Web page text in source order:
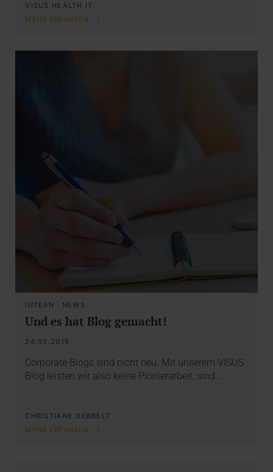
VISUS HEALTH IT
MEHR ERFAHREN
INTERN · NEWS
Und es hat Blog gemacht!
24.05.2018
Corporate Blogs sind nicht neu. Mit unserem VISUS
Blog leisten wir also keine Pionierarbeit, sind…
CHRISTIANE DEBBELT
MEHR ERFAHREN